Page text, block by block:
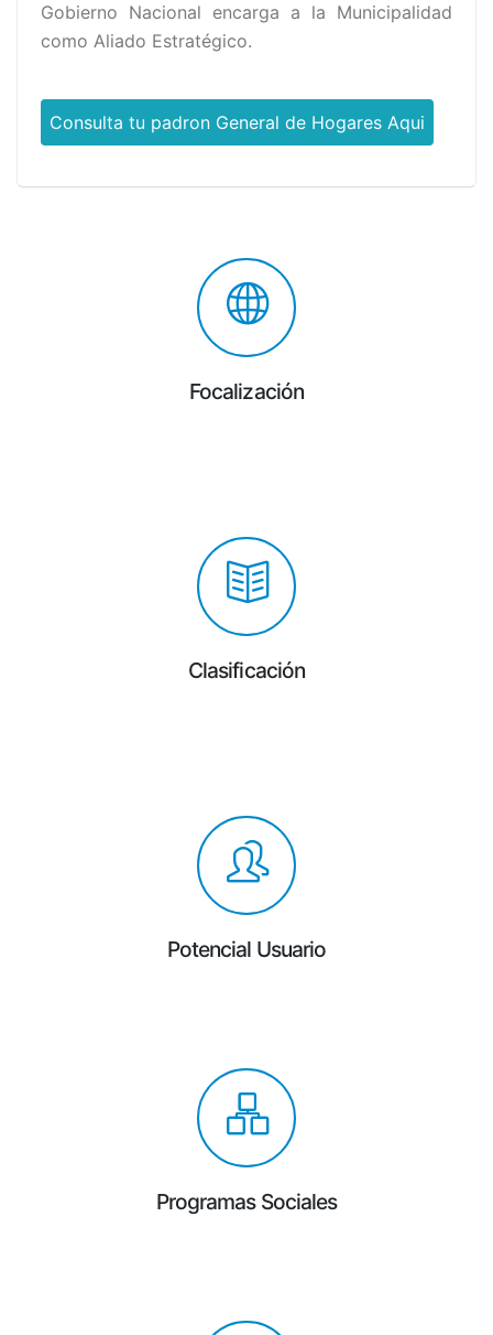
Gobierno Nacional encarga a la Municipalidad
como Aliado Estratégico.
Consulta tu padron General de Hogares Aqui
Focalización
Clasificación
Potencial Usuario
Programas Sociales